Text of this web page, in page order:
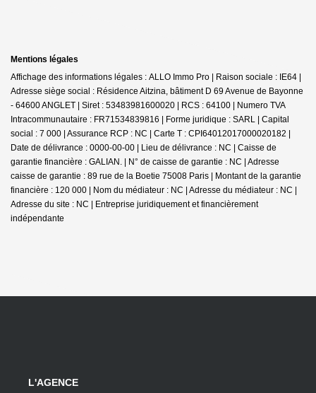
Mentions légales
Affichage des informations légales : ALLO Immo Pro | Raison sociale : IE64 |
Adresse siège social : Résidence Aitzina, bâtiment D 69 Avenue de Bayonne
- 64600 ANGLET | Siret : 53483981600020 | RCS : 64100 | Numero TVA
Intracommunautaire : FR71534839816 | Forme juridique : SARL | Capital
social : 7 000 | Assurance RCP : NC | Carte T : CPI64012017000020182 |
Date de délivrance : 0000-00-00 | Lieu de délivrance : NC | Caisse de
garantie financière : GALIAN. | N° de caisse de garantie : NC | Adresse
caisse de garantie : 89 rue de la Boetie 75008 Paris | Montant de la garantie
financière : 120 000 | Nom du médiateur : NC | Adresse du médiateur : NC |
Adresse du site : NC |
Entreprise juridiquement et financièrement
indépendante
L'AGENCE